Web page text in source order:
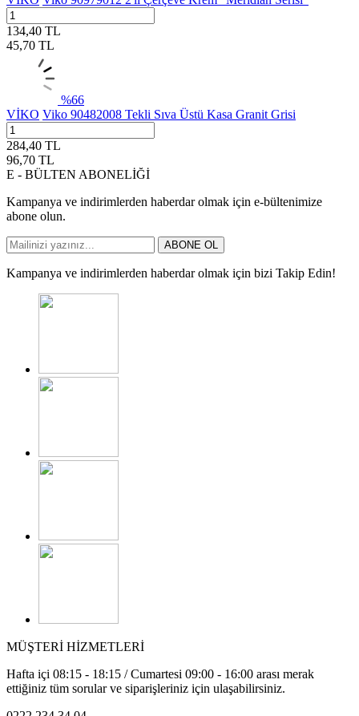
134,40 TL
45,70 TL
%66
VİKO Viko 90482008 Tekli Sıva Üstü Kasa Granit Grisi
284,40 TL
96,70 TL
E - BÜLTEN ABONELİĞİ
Kampanya ve indirimlerden haberdar olmak için e-bültenimize
abone olun.
ABONE OL
Kampanya ve indirimlerden haberdar olmak için bizi Takip Edin!
MÜŞTERİ HİZMETLERİ
Hafta içi 08:15 - 18:15 / Cumartesi 09:00 - 16:00 arası merak
ettiğiniz tüm sorular ve siparişleriniz için ulaşabilirsiniz.